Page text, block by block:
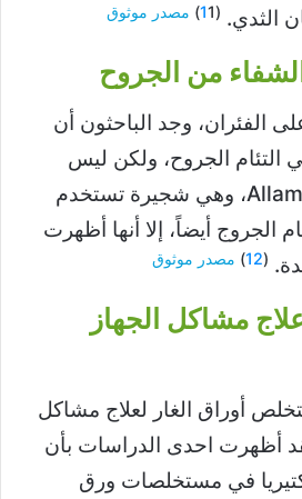
الثدي. (
11) مصدر موثوق
من الجروح
الفئران، وجد الباحثون أن
التئام الجروح، ولكن ليس
بنفس كفاءة Allamanda، وهي شجيرة تستخدم
الجروج أيضاً، إلا أنها أظهرت
(
12
) مصدر موثوق
مشاكل الجهاز
أوراق الغار لعلاج مشاكل
أظهرت احدى الدراسات بأن
في مستخلصات ورق